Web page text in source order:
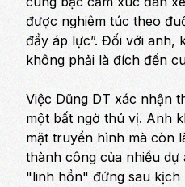
được nghiêm túc theo
đầy áp lực”. Đối với anh,
không phải là đích đến
Việc Dũng DT xác nhận
một bất ngờ thú vị. Anh
mặt truyền hình mà còn
thành công của nhiều
"linh hồn" đứng sau kịch